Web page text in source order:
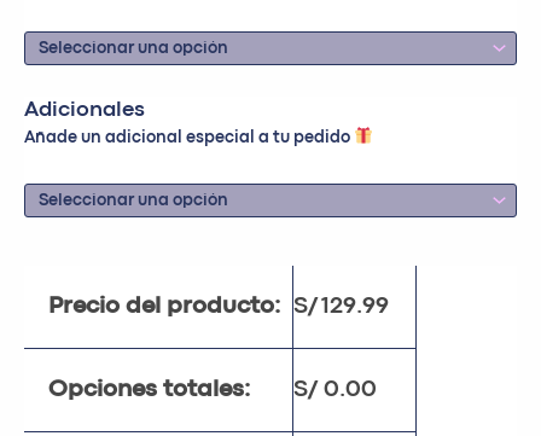
Adicionales
Añade un adicional especial a tu pedido
Precio del producto: S/129.99
Opciones totales: S/ 0.00